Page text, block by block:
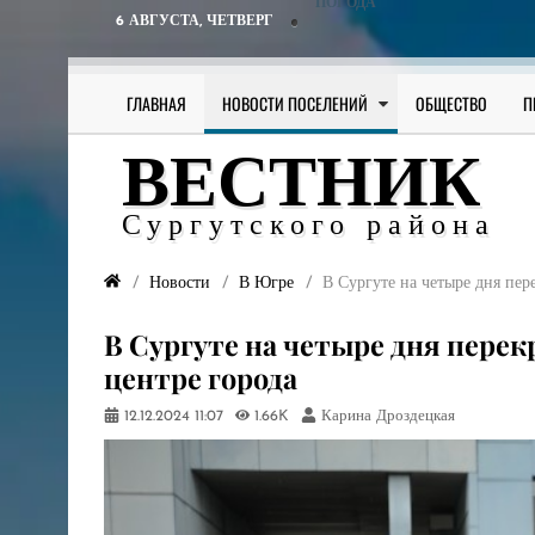
6 АВГУСТА, ЧЕТВЕРГ
ПОГОДА
ГЛАВНАЯ НОВОСТИ ПОСЕЛЕНИЙ ОБЩЕСТВО
ВЕСТНИК
Сургутского района
Новости В Югре В Сургуте на четыре дня
В Сургуте на четыре дня
центре города
12.12.2024 11:07 1.66K Карина Дроздецкая